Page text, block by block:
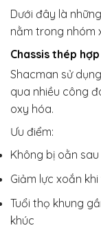
Dưới đây là
nằm trong nhóm
Chassis thép
Shacman sử
qua nhiều công
oxy hóa.
Ưu điểm:
Không bị oằn
Giảm lực xoắn
Tuổi thọ khung
khúc